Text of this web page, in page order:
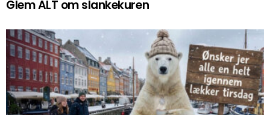
Glem ALT om slankekuren